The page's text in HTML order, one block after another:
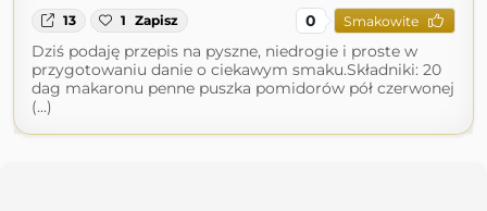
13 1 Zapisz 0 Smakowite
Dziś podaję przepis na pyszne, niedrogie i proste w
przygotowaniu danie o ciekawym smaku.Składniki: 20
dag makaronu penne puszka pomidorów pół czerwonej
(...)